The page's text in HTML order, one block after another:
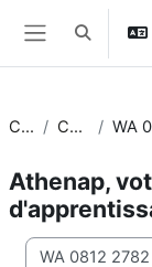
Passer au contenu
Panneau
Activer/
Cours Chercher
Athenap,
Chercher dans